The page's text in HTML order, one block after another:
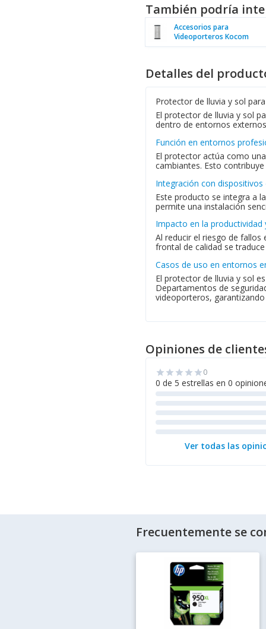
También podría
Accesorios para
Videoporteros Kocom
Detalles del
Protector de lluvia y sol
El protector de lluvia y sol
dentro de entornos
Función en entornos
El protector actúa como
cambiantes. Esto
Integración con dispositivos
Este producto se integra a
permite una instalación
Impacto en la
Al reducir el riesgo de
frontal de calidad se
Casos de uso en entornos
El protector de lluvia y sol
Departamentos de
videoporteros,
Opiniones de
star star star star star0
0 de 5 estrellas en 0
Ver todas las
Frecuentemente se